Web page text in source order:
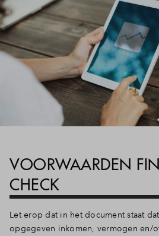
VOORWAARDEN
CHECK
Let erop dat in het document staat
opgegeven inkomen, vermogen en/